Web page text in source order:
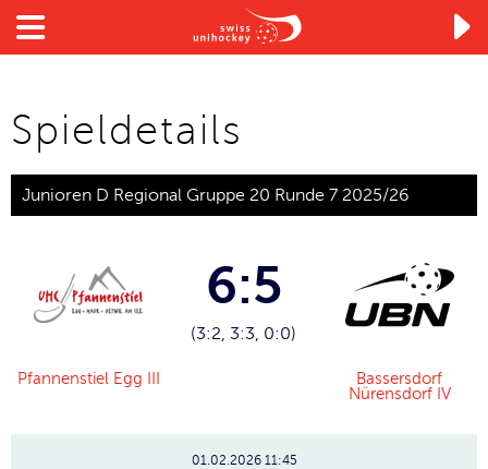

Spieldetails
Junioren D Regional Gruppe 20 Runde 7 2025/26
Pfannenstiel Egg III
6:5
(3:2, 3:3, 0:0)
Bassersdorf
Nürensdorf IV
01.02.2026 11:45